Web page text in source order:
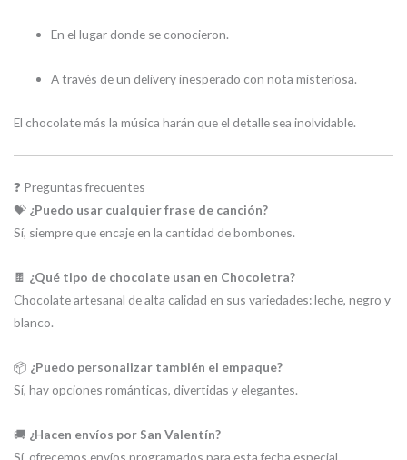
En el lugar donde se conocieron.
A través de un delivery inesperado con nota misteriosa.
El chocolate más la música harán que el detalle sea inolvidable.
❓ Preguntas frecuentes
💝 ¿Puedo usar cualquier frase de canción?
Sí, siempre que encaje en la cantidad de bombones.
🍫 ¿Qué tipo de chocolate usan en Chocoletra?
Chocolate artesanal de alta calidad en sus variedades: leche, negro y
blanco.
📦 ¿Puedo personalizar también el empaque?
Sí, hay opciones románticas, divertidas y elegantes.
🚚 ¿Hacen envíos por San Valentín?
Sí, ofrecemos envíos programados para esta fecha especial.